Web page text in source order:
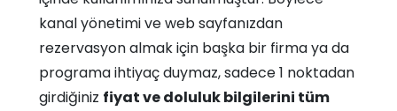
kanal yönetimi ve web sayfanızdan
rezervasyon almak için başka bir firma ya da
programa ihtiyaç duymaz, sadece 1 noktadan
girdiğiniz fiyat ve doluluk bilgilerini tüm